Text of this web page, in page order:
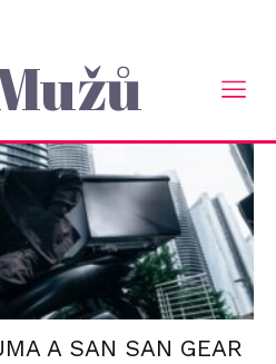
A SAN SAN GEAR